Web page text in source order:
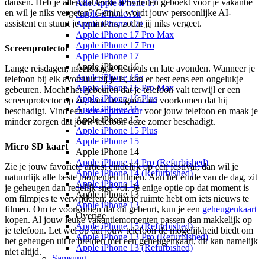
Alle Apple iPhone 17
Apple iPhone Air
Apple iPhone 17e
Apple iPhone 17 Pro Max
Apple iPhone 17 Pro
Apple iPhone 17
Apple iPhone 16
Apple iPhone 16e
Apple iPhone 16 Pro Max
Apple iPhone 16 Plus
Apple iPhone 16
Apple iPhone 15
Apple iPhone 15 Plus
Apple iPhone 15
Apple iPhone 14
Apple iPhone 14 Pro (Refurbished)
Apple iPhone 14 (Refurbished)
Apple iPhone 14
Apple iPhone 13
Apple iPhone 13
Overige
Apple iPhone 15 (Refurbished)
Apple iPhone 13 Pro (Refurbished)
Apple iPhone 13 (Refurbished)
en wil je niks vergeten? Gemini wordt jouw persoonlijke AI-
assistent en stuurt je reminders, zodat jij niks vergeet.
Screenprotector
Lange reisdagen, meerdaagse festivals en late avonden. Wanneer je
telefoon bij elk avontuur bij je is, kan er best eens een ongelukje
gebeuren. Mocht het gebeuren dat je telefoon valt terwijl er een
screenprotector op zit, kan dat significant voorkomen dat hij
beschadigt. Vind eenscreenprotectorvoor jouw telefoon en maak je
minder zorgen dat jouw telefoon deze zomer beschadigt.
Micro SD kaart
Zie je jouw favoriete artiest eindelijk op een festival, dan wil je
natuurlijk alle beste momenten filmen. Aan het einde van de dag, zit
je geheugen dan redelijk snel vol. Je enige optie op dat moment is
om filmpjes te verwijderen, zodat je ruimte hebt om iets nieuws te
filmen. Om te voorkomen dat dit gebeurt, kun je een geheugenkaart
kopen. Al jouw leuke vakantiemomenten passen dan makkelijk op
je telefoon. Let wel op dat jouw telefoon de mogelijkheid biedt om
het geheugen uit te breiden met een geheugenkaart, dit kan namelijk
niet altijd.